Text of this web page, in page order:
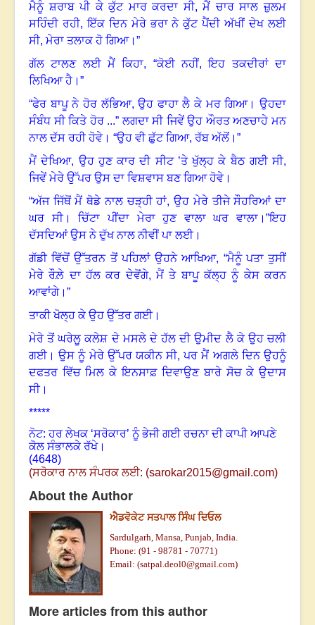
ਮੈਨੂੰ ਸ਼ਰਾਬ ਪੀ ਕੇ ਕੁੱਟ ਮਾਰ ਕਰਦਾ ਸੀ,ਮੈਂ ਚਾਰ ਸਾਲ ਜ਼ੁਲਮ
ਸਹਿੰਦੀ ਰਹੀ,ਇੱਕ ਦਿਨ ਮੇਰੇ ਭਰਾ ਨੇ ਕੁੱਟ ਪੈਂਦੀ ਅੱਖੀਂ ਦੇਖ ਲਈ
ਸੀ, ਮੇਰਾ ਤਲਾਕ ਹੋ ਗਿਆ।”
ਗੱਲ ਟਾਲਣ ਲਈ ਮੈਂ ਕਿਹਾ, “ਕੋਈ ਨਹੀਂ,ਇਹ ਤਕਦੀਰਾਂ ਦਾ
ਲਿਖਿਆ ਹੈ ।”
“ਫੇਰ ਬਾਪੂ ਨੇ ਹੋਰ ਲੱਭਿਆ,ਉਹ ਫਾਹਾ ਲੈ ਕੇ ਮਰ ਗਿਆ।ਉਹਦਾ
ਸੰਬੰਧ ਸੀ ਕਿਤੇ ਹੋਰ ...”ਲਗਦਾ ਸੀ ਜਿਵੇਂ ਉਹ ਔਰਤ ਅਣਚਾਹੇ ਮਨ
ਨਾਲ ਦੱਸ ਰਹੀ ਹੋਵੇ। “ਉਹ ਵੀ ਛੁੱਟ ਗਿਆ, ਰੱਬ ਅੱਲੋਂ ।”
ਮੈਂ ਦੇਖਿਆ, ਉਹ ਹੁਣ ਕਾਰ ਦੀ ਸੀਟ ’ਤੇ ਖੁੱਲ੍ਹ ਕੇ ਬੈਠ ਗਈ ਸੀ,
ਜਿਵੇਂ ਮੇਰੇ ਉੱਪਰ ਉਸ ਦਾ ਵਿਸ਼ਵਾਸ ਬਣ ਗਿਆ ਹੋਵੇ।
“ਅੱਜ ਜਿੱਥੋਂ ਮੈਂ ਥੋਡੇ ਨਾਲ ਚੜ੍ਹੀ ਹਾਂ,ਉਹ ਮੇਰੇ ਤੀਜੇ ਸੌਹਰਿਆਂ ਦਾ
ਘਰ ਸੀ।ਚਿੱਟਾ ਪੀਂਦਾ ਮੇਰਾ ਹੁਣ ਵਾਲਾ ਘਰ ਵਾਲਾ ।”ਇਹ
ਦੱਸਦਿਆਂ ਉਸ ਨੇ ਦੁੱਖ ਨਾਲ ਨੀਵੀਂ ਪਾ ਲਈ।
ਗੱਡੀ ਵਿੱਚੋਂ ਉੱਤਰਨ ਤੋਂ ਪਹਿਲਾਂ ਉਹਨੇ ਆਖਿਆ, “ਮੈਨੂੰ ਪਤਾ ਤੁਸੀਂ
ਮੇਰੇ ਰੌਲ਼ੇ ਦਾ ਹੱਲ ਕਰ ਦੇਵੋਂਗੇ,ਮੈਂ ਤੇ ਬਾਪੂ ਕੱਲ੍ਹ ਨੂੰ ਕੇਸ ਕਰਨ
ਆਵਾਂਗੇ।”
ਤਾਕੀ ਖੋਲ੍ਹ ਕੇ ਉਹ ਉੱਤਰ ਗਈ।
ਮੇਰੇ ਤੋਂ ਘਰੇਲੂ ਕਲੇਸ਼ ਦੇ ਮਸਲੇ ਦੇ ਹੱਲ ਦੀ ਉਮੀਦ ਲੈ ਕੇ ਉਹ ਚਲੀ
ਗਈ।ਉਸ ਨੂੰ ਮੇਰੇ ਉੱਪਰ ਯਕੀਨ ਸੀ,ਪਰ ਮੈਂ ਅਗਲੇ ਦਿਨ ਉਹਨੂੰ
ਦਫਤਰ ਵਿੱਚ ਮਿਲ ਕੇ ਇਨਸਾਫ਼ ਦਿਵਾਉਣ ਬਾਰੇ ਸੋਚ ਕੇ ਉਦਾਸ
ਸੀ।
*****
ਨੋਟ: ਹਰ ਲੇਖਕ ‘ਸਰੋਕਾਰ’ ਨੂੰ ਭੇਜੀ ਗਈ ਰਚਨਾ ਦੀ ਕਾਪੀ ਆਪਣੇ
ਕੋਲ ਸੰਭਾਲਕੇ ਰੱਖੇ।
(4648)
(ਸਰੋਕਾਰ ਨਾਲ ਸੰਪਰਕ ਲਈ: (sarokar2015@gmail.com)
About the Author
ਐਡਵੋਕੇਟ ਸਤਪਾਲ ਸਿੰਘ ਦਿਓਲ
Sardulgarh, Mansa, Punjab, India.
Phone: (91 - 98781 - 70771)
Email: (satpal.deol0@gmail.com)
More articles from this author